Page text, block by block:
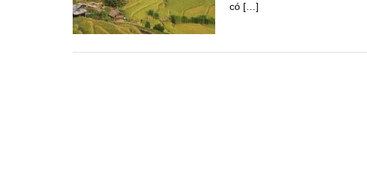
có […]